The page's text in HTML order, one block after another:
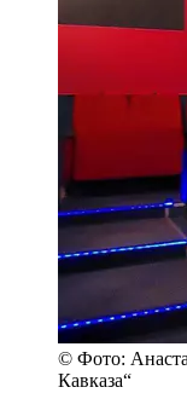
© Фото:
Кавказа“